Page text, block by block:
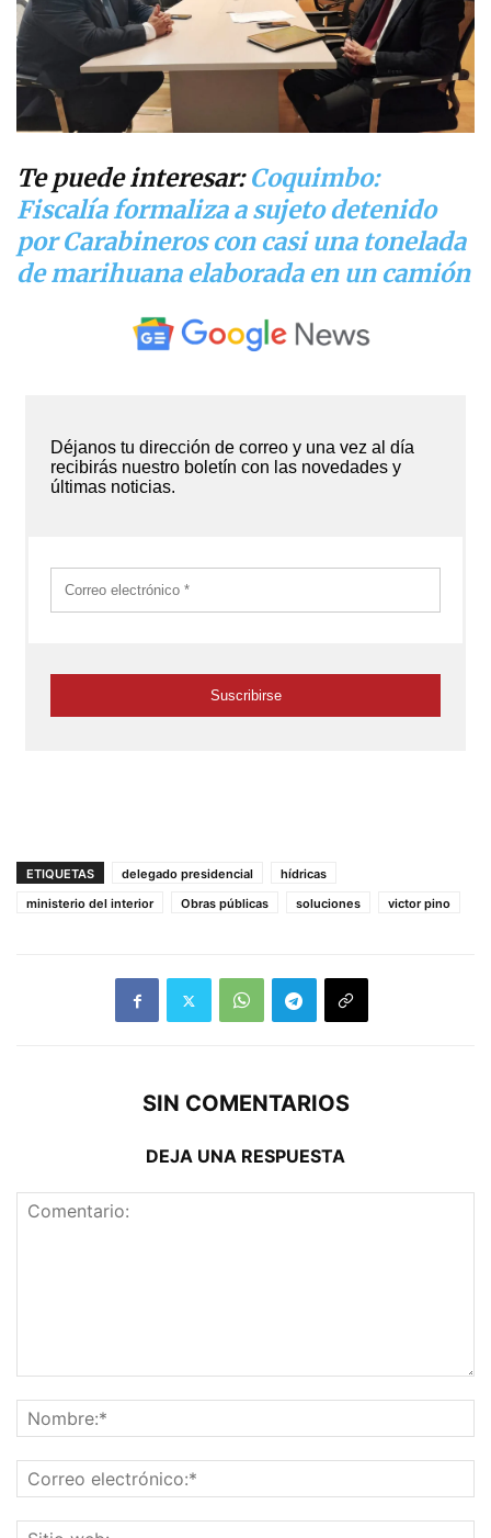
Te puede interesar:Coquimbo:
Fiscalía formaliza a sujeto detenido
por Carabineros con casi una tonelada
de marihuana elaborada en un camión
ETIQUETAS delegado presidencial
hídricas
ministerio del interior
Obras públicas soluciones victor pino
SIN COMENTARIOS
DEJA UNA RESPUESTA